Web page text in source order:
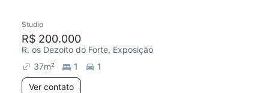
Studio
R$ 200.000
R. os Dezoito do Forte, Exposição
37m² 1
1
Ver contato